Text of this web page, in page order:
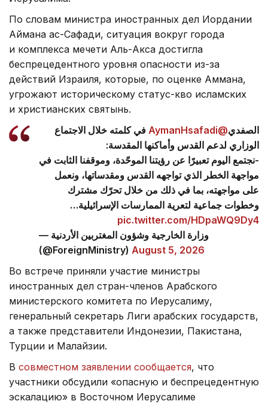
По словам министра иностранных дел Иордании
Аймана ас-Сафади, ситуация вокруг города
и комплекса мечети Аль-Акса достигла
беспрецедентного уровня опасности из-за
действий Израиля, которые, по оценке Аммана,
угрожают историческому статус-кво исламских
и христианских святынь.
الصفدي@AymanHsafadi
في كلمته خلال الاجتماع
الوزاري لدعم القدس وأماكنها المقدسة:
-نجتمع اليوم تعبيرًا عن رؤيتنا الموحّدة، وموقفنا الثابت في
مواجهة الخطر الذي تواجهه القدس ومقدساتها، ونعمل
على مواجهته، بما في ذلك من خلال تحرّك مشترك
وخطوات جماعية لتعرية الممارسات الإسرائيلية…
pic.twitter.com/HDpaWQ9Dy4
— وزارة الخارجية وشؤون المغتربين الأردنية
(@ForeignMinistry) August 5, 2026
Во встрече приняли участие министры
иностранных дел стран-членов Арабского
министерского комитета по Иерусалиму,
генеральный секретарь Лиги арабских государств,
а также представители Индонезии, Пакистана,
Турции и Малайзии.
В совместном заявлении сообщается, что
участники обсудили «опасную и беспрецедентную
эскалацию» в Восточном Иерусалиме